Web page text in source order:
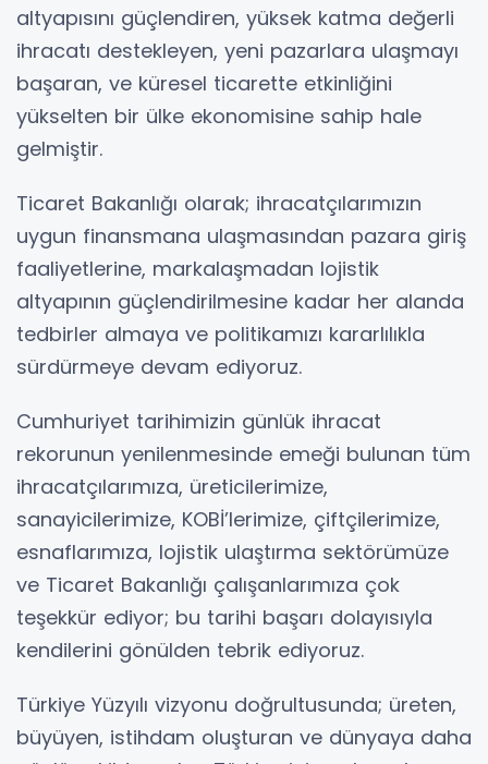
altyapısını güçlendiren, yüksek katma değerli
ihracatı destekleyen, yeni pazarlara ulaşmayı
başaran, ve küresel ticarette etkinliğini
yükselten bir ülke ekonomisine sahip hale
gelmiştir.
Ticaret Bakanlığı olarak; ihracatçılarımızın
uygun finansmana ulaşmasından pazara giriş
faaliyetlerine, markalaşmadan lojistik
altyapının güçlendirilmesine kadar her alanda
tedbirler almaya ve politikamızı kararlılıkla
sürdürmeye devam ediyoruz.
Cumhuriyet tarihimizin günlük ihracat
rekorunun yenilenmesinde emeği bulunan tüm
ihracatçılarımıza, üreticilerimize,
sanayicilerimize, KOBİ’lerimize, çiftçilerimize,
esnaflarımıza, lojistik ulaştırma sektörümüze
ve Ticaret Bakanlığı çalışanlarımıza çok
teşekkür ediyor; bu tarihi başarı dolayısıyla
kendilerini gönülden tebrik ediyoruz.
Türkiye Yüzyılı vizyonu doğrultusunda; üreten,
büyüyen, istihdam oluşturan ve dünyaya daha